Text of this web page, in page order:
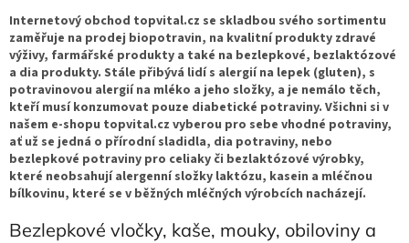
Internetový obchod topvital.cz se skladbou svého sortimentu
zaměřuje na prodej biopotravin, na kvalitní produkty zdravé
výživy, farmářské produkty a také na bezlepkové, bezlaktózové
a dia produkty. Stále přibývá lidí s alergií na lepek (gluten), s
potravinovou alergií na mléko a jeho složky, a je nemálo těch,
kteří musí konzumovat pouze diabetické potraviny. Všichni si v
našem e-shopu topvital.cz vyberou pro sebe vhodné potraviny,
ať už se jedná o přírodní sladidla, dia potraviny, nebo
bezlepkové potraviny pro celiaky či bezlaktózové výrobky,
které neobsahují alergenní složky laktózu, kasein a mléčnou
bílkovinu, které se v běžných mléčných výrobcích nacházejí.
Bezlepkové vločky, kaše, mouky, obiloviny a